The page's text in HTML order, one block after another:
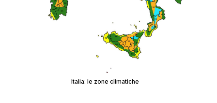
Italia: le zone climatiche